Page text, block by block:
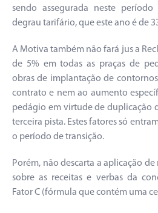
sendo assegurada neste
degrau tarifário, que este ano é de
A Motiva também não fará jus a
de 5% em todas as praças de
obras de implantação de
contrato e nem ao aumento
pedágio em virtude de duplicação
terceira pista. Estes fatores só
o período de transição.
Porém, não descarta a aplicação
sobre as receitas e verbas da
Fator C (fórmula que contém uma